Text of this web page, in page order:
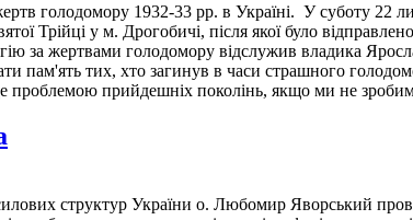
голодомору 1932-33 рр. в Україні. У суботу 22
Трійці у м. Дрогобичі, після якої було
за жертвами голодомору відслужив владика
пам'ять тих, хто загинув в часи страшного
проблемою прийдешніх поколінь, якщо ми не
структур України о. Любомир Яворський